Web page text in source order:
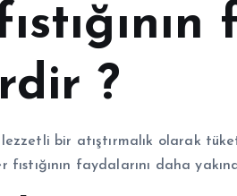
?
lezzetli bir atıştırmalık olarak
fıstığının faydalarını daha